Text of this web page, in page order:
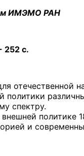
ИМЭМО РАН
252 с.
отечественной
спектру.
политике
и